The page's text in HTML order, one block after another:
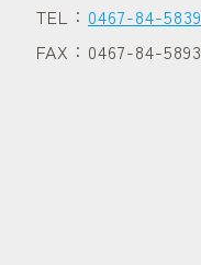
TEL： 0467-84-5839
FAX：0467-84-5893